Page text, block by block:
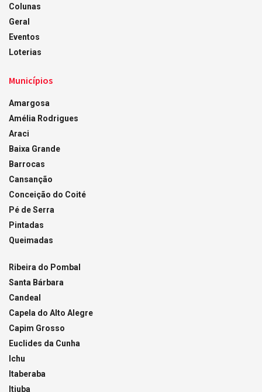
Colunas
Geral
Eventos
Loterias
Municípios
Amargosa
Amélia Rodrigues
Araci
Baixa Grande
Barrocas
Cansanção
Conceição do Coité
Pé de Serra
Pintadas
Queimadas
Ribeira do Pombal
Santa Bárbara
Candeal
Capela do Alto Alegre
Capim Grosso
Euclides da Cunha
Ichu
Itaberaba
Itiuba